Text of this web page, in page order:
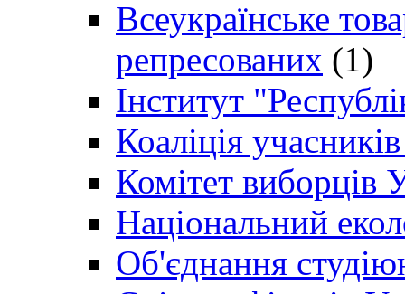
Всеукраїнське
репресованих (1)
Інститут
Коаліція
Комітет виборців
Національний
Об'єднання